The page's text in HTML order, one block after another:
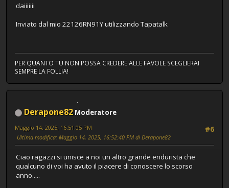
daiiiiiii
Inviato dal mio 22126RN91Y utilizzando Tapatalk
PER QUANTO TU NON POSSA CREDERE ALLE FAVOLE SCEGLIERAI
SEMPRE LA FOLLIA!
Derapone82 Moderatore
#6
Maggio 14, 2025, 16:51:05 PM
Ultima modifica: Maggio 14, 2025, 16:52:40 PM di Derapone82
Ciao ragazzi si unisce a noi un altro grande endurista che
qualcuno di voi ha avuto il piacere di conoscere lo scorso
anno.....